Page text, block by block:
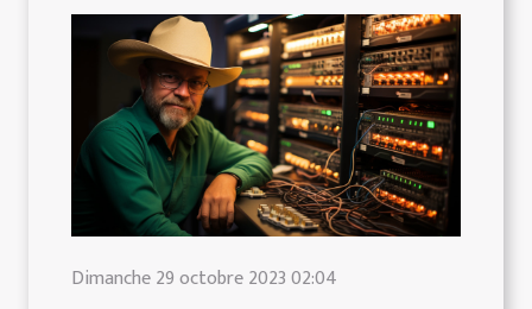
Dimanche 29 octobre 2023 02:04